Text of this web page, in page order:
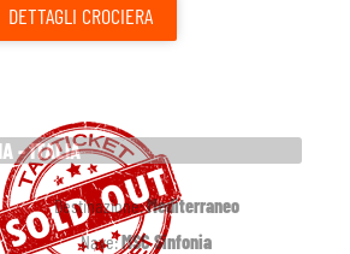
DETTAGLI CROCIERA
- ITALIA
Destinazione:Mediterraneo
Nave:MSC Sinfonia